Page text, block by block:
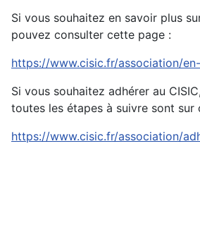
Si vous souhaitez en savoir plus
pouvez consulter cette page :
https://www.cisic.fr/association/
Si vous souhaitez adhérer au
toutes les étapes à suivre sont sur
https://www.cisic.fr/association/